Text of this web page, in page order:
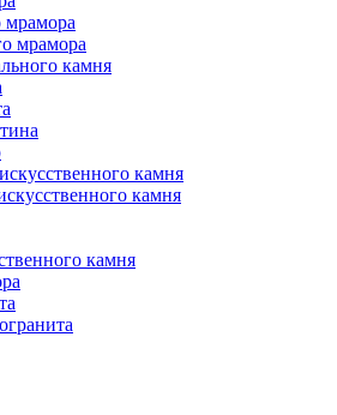
мрамора
камня
камня
камня
камня